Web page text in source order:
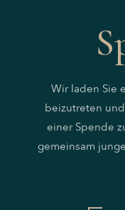
Wir laden Sie
beizutreten
einer Spende
gemeinsam